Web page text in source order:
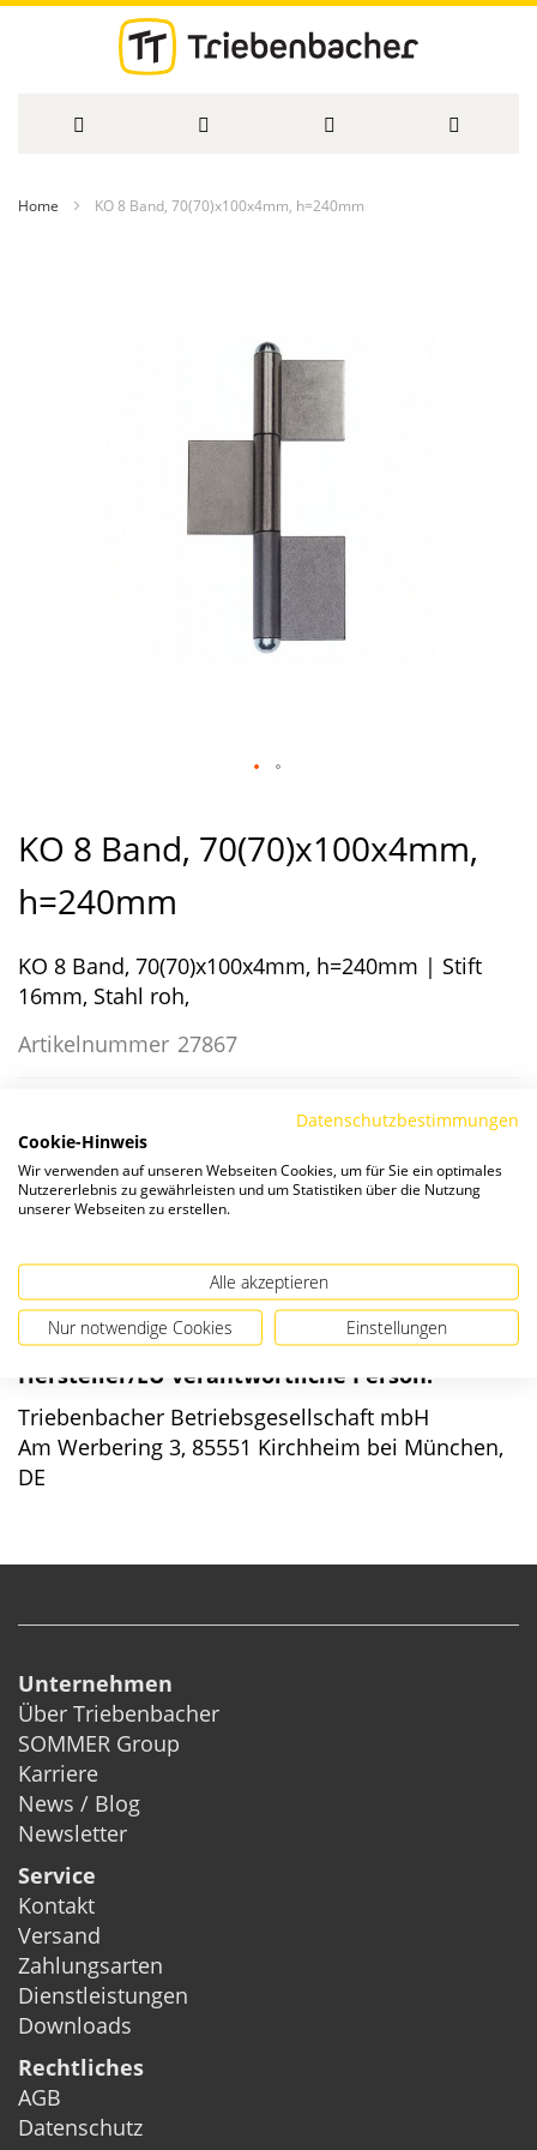
Home KO 8 Band, 70(70)x100x4mm, h=240mm
der
Bildergalerie
springen
KO 8 Band, 70(70)x100x4mm,
h=240mm
KO 8 Band, 70(70)x100x4mm, h=240mm | Stift
16mm, Stahl roh,
Artikelnummer 27867
Die Preise verstehen sich zzgl. ges. MwSt. undVersandkosten.
Verfügbarkeit:
Angaben zur Produktsicherheit
Hersteller/EU verantwortliche Person:
Triebenbacher Betriebsgesellschaft mbH
Am Werbering 3, 85551 Kirchheim bei München,
DE
Unternehmen
Über Triebenbacher
SOMMER Group
Karriere
News / Blog
Newsletter
Service
Kontakt
Versand
Zahlungsarten
Dienstleistungen
Downloads
Rechtliches
AGB
Datenschutz
Datenschutzbestimmungen
Cookie-Hinweis
Wir verwenden auf unseren Webseiten Cookies, um für Sie ein optimales
Nutzererlebnis zu gewährleisten und um Statistiken über die Nutzung
unserer Webseiten zu erstellen.
Alle akzeptieren
Nur notwendige Cookies Einstellungen